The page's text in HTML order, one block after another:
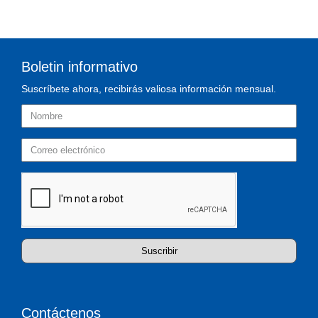
Boletin informativo
Suscríbete ahora, recibirás valiosa información mensual.
Suscribir
Contáctenos